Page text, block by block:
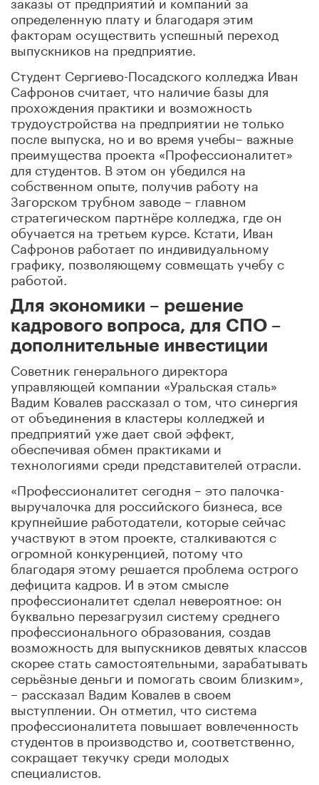
определенную плату и благодаря этим
факторам осуществить успешный переход
выпускников на предприятие.
Студент Сергиево-Посадского колледжа Иван
Сафронов считает, что наличие базы для
прохождения практики и возможность
трудоустройства на предприятии не только
после выпуска, но и во время учебы– важные
преимущества проекта «Профессионалитет»
для студентов. В этом он убедился на
собственном опыте, получив работу на
Загорском трубном заводе – главном
стратегическом партнёре колледжа, где он
обучается на третьем курсе. Кстати, Иван
Сафронов работает по индивидуальному
графику, позволяющему совмещать учебу с
работой.
Для экономики – решение
кадрового вопроса, для СПО –
дополнительные инвестиции
Советник генерального директора
управляющей компании «Уральская сталь»
Вадим Ковалев рассказал о том, что синергия
от объединения в кластеры колледжей и
предприятий уже дает свой эффект,
обеспечивая обмен практиками и
технологиями среди представителей отрасли.
«Профессионалитет сегодня – это палочка-
выручалочка для российского бизнеса, все
крупнейшие работодатели, которые сейчас
участвуют в этом проекте, сталкиваются с
огромной конкуренцией, потому что
благодаря этому решается проблема острого
дефицита кадров.И в этом смысле
профессионалитет сделал невероятное: он
буквально перезагрузил систему среднего
профессионального образования, создав
возможность для выпускников девятых классов
скорее стать самостоятельными, зарабатывать
серьёзные деньги и помогать своим близким»,
– рассказал Вадим Ковалев в своем
выступлении. Он отметил, что система
профессионалитета повышает вовлеченность
студентов в производство и, соответственно,
сокращает текучку среди молодых
специалистов.